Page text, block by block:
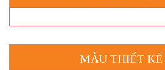
MẪU THIẾT KẾ